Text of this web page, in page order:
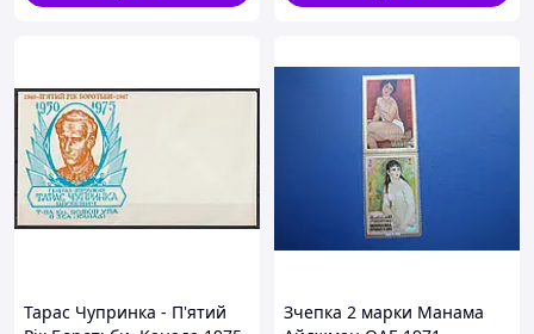
Тарас Чупринка - П'ятий
Зчепка 2 марки Манама